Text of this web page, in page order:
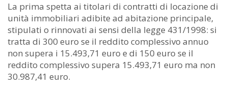
La prima spetta ai titolari di contratti di locazione di
unità immobiliari adibite ad abitazione principale,
stipulati o rinnovati ai sensi della legge 431/1998: si
tratta di 300 euro se il reddito complessivo annuo
non supera i 15.493,71 euro e di 150 euro se il
reddito complessivo supera 15.493,71 euro ma non
30.987,41 euro.